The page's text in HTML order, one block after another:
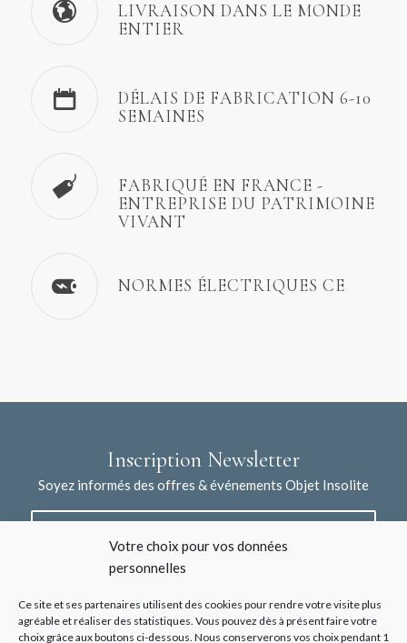
Votre choix pour vos données
personnelles
Ce site et ses partenaires utilisent des cookies pour rendre votre visite plus
agréable et réaliser des statistiques. Vous pouvez dès à présent faire votre
choix grâce aux boutons ci-dessous. Nous conserverons vos choix pendant 1
LIVRAISON DANS LE MONDE
ENTIER
DÉLAIS DE FABRICATION 6-10
SEMAINES
FABRIQUÉ EN FRANCE -
ENTREPRISE DU PATRIMOINE
VIVANT
NORMES ÉLECTRIQUES CE
Inscription Newsletter
Soyez informés des offres & événements Objet Insolite